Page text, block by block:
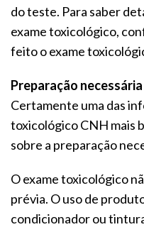
do teste. Para saber
exame toxicológico,
feito o exame
Preparação necessária
Certamente uma das
toxicológico CNH mais
sobre a preparação
O exame toxicológico
prévia. O uso de
condicionador ou